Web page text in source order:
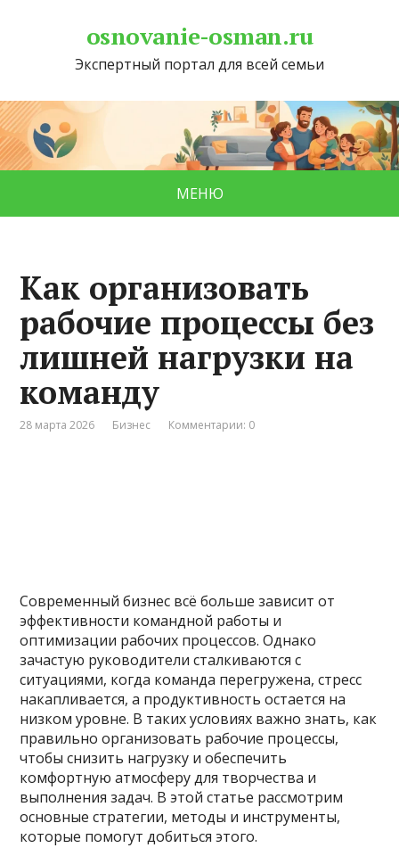
osnovanie-osman.ru
Экспертный портал для всей семьи
МЕНЮ
Как организовать
рабочие процессы без
лишней нагрузки на
команду
28 марта 2026 Бизнес Комментарии: 0
Современный бизнес всё больше зависит от
эффективности командной работы и
оптимизации рабочих процессов. Однако
зачастую руководители сталкиваются с
ситуациями, когда команда перегружена, стресс
накапливается, а продуктивность остается на
низком уровне. В таких условиях важно знать, как
правильно организовать рабочие процессы,
чтобы снизить нагрузку и обеспечить
комфортную атмосферу для творчества и
выполнения задач. В этой статье рассмотрим
основные стратегии, методы и инструменты,
которые помогут добиться этого.